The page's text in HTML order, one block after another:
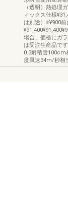
（透明）熱処理
ィックス仕様
は別途）※¥900
場合、価格にガ
は受注生産品で
0.3耐積雪100cm
度風速34m/秒相